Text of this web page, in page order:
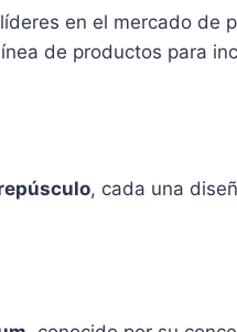
en el mercado de
de productos para
, cada una